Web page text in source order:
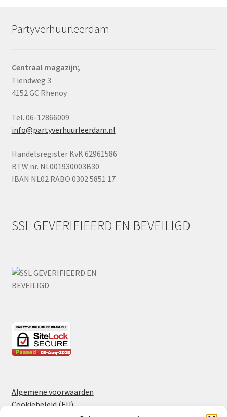
Partyverhuurleerdam
Centraal magazijn;
Tiendweg 3
4152 GC Rhenoy
Tel. 06-12866009
info@partyverhuurleerdam.nl
Handelsregister KvK 62961586
BTW nr. NL001930003B30
IBAN NL02 RABO 0302 5851 17
SSL GEVERIFIEERD EN BEVEILIGD
Algemene voorwaarden
Cookiebeleid (EU)